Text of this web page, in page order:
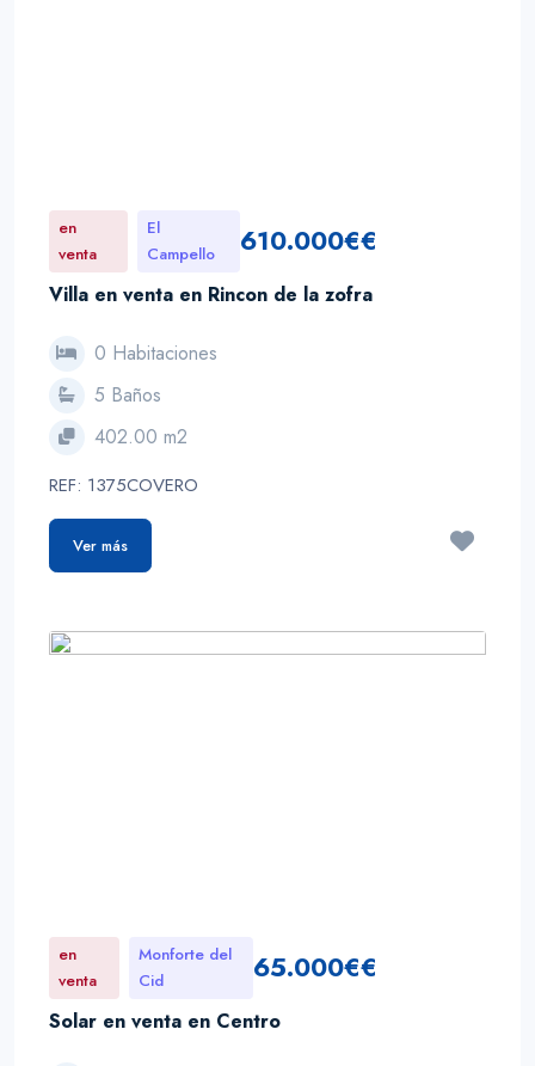
en
venta
El
Campello
610.000€€
Villa en venta en Rincon de la zofra
0 Habitaciones
5 Baños
402.00 m2
REF: 1375COVERO
Ver más
en
venta
Monforte del
Cid
65.000€€
Solar en venta en Centro